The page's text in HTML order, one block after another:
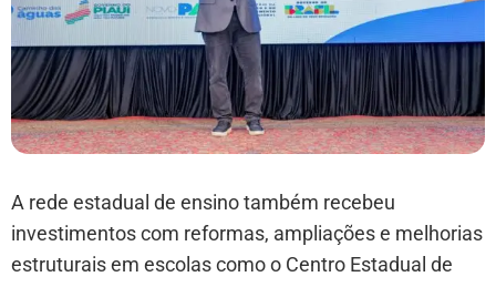
A rede estadual de ensino também recebeu
investimentos com reformas, ampliações e melhorias
estruturais em escolas como o Centro Estadual de